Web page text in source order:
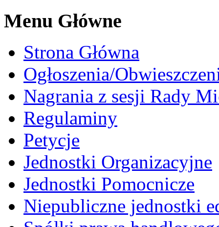
Menu Główne
Strona Główna
Ogłoszenia/
Nagrania z sesji Rady
Regulaminy
Petycje
Jednostki Organizacyjne
Jednostki Pomocnicze
Niepubliczne jednostki